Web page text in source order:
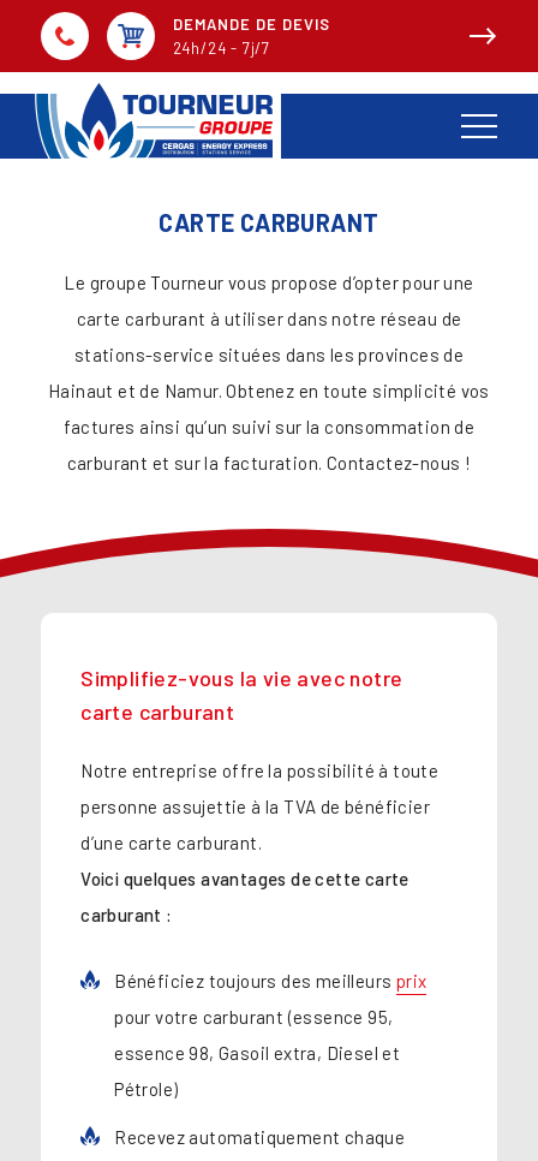
DEMANDE DE DEVIS
24h/24 - 7j/7
CARTE CARBURANT
Le groupe Tourneur vous propose d’opter pour une
carte carburant à utiliser dans notre réseau de
stations-service situées dans les provinces de
Hainaut et de Namur. Obtenez en toute simplicité vos
factures ainsi qu’un suivi sur la consommation de
carburant et sur la facturation. Contactez-nous !
Simplifiez-vous la vie avec notre
carte carburant
Notre entreprise offre la possibilité à toute
personne assujettie à la TVA de bénéficier
d’une carte carburant.
Voici quelques avantages de cette carte
carburant :
Bénéficiez toujours des meilleurs prix
pour votre carburant (essence 95,
essence 98, Gasoil extra, Diesel et
Pétrole)
Recevez automatiquement chaque